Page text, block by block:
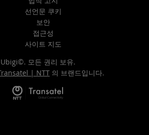
선언문 쿠키
보안
접근성
사이트 지도
Ubigi©. 모든 권리 보유.
| NTT 의 브랜드입니다.